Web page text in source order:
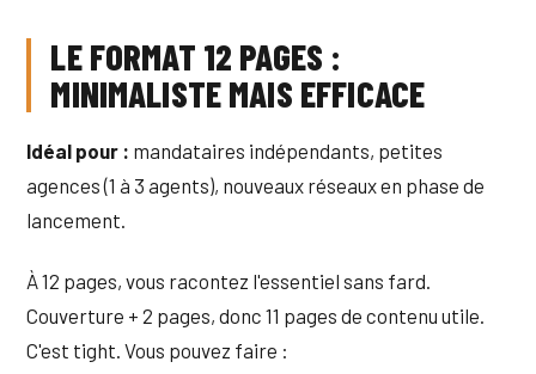
LE FORMAT 12 PAGES :
MINIMALISTE MAIS EFFICACE
Idéal pour : mandataires indépendants, petites
agences (1 à 3 agents), nouveaux réseaux en phase de
lancement.
À 12 pages, vous racontez l'essentiel sans fard.
Couverture + 2 pages, donc 11 pages de contenu utile.
C'est tight. Vous pouvez faire :